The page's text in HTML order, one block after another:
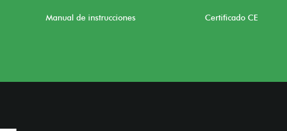
Manual de instrucciones Certificado CE